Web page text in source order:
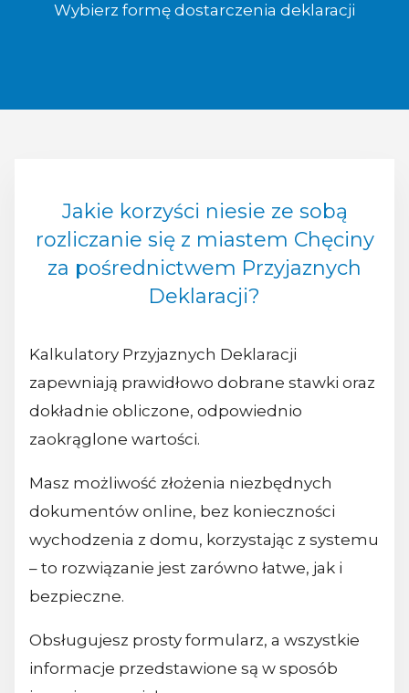
Wybierz formę dostarczenia deklaracji
Jakie korzyści niesie ze sobą
rozliczanie się z miastem Chęciny
za pośrednictwem Przyjaznych
Deklaracji?
Kalkulatory Przyjaznych Deklaracji
zapewniają prawidłowo dobrane stawki oraz
dokładnie obliczone, odpowiednio
zaokrąglone wartości.
Masz możliwość złożenia niezbędnych
dokumentów online, bez konieczności
wychodzenia z domu, korzystając z systemu
– to rozwiązanie jest zarówno łatwe, jak i
bezpieczne.
Obsługujesz prosty formularz, a wszystkie
informacje przedstawione są w sposób